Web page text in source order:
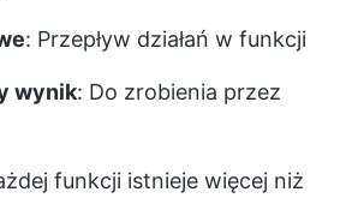
: Przepływ działań w funkcji
wynik: Do zrobienia przez
funkcji istnieje więcej niż